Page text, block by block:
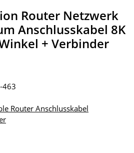
Router Netzwerk
Anschlusskabel 8K
+ Verbinder
463
Router Anschlusskabel